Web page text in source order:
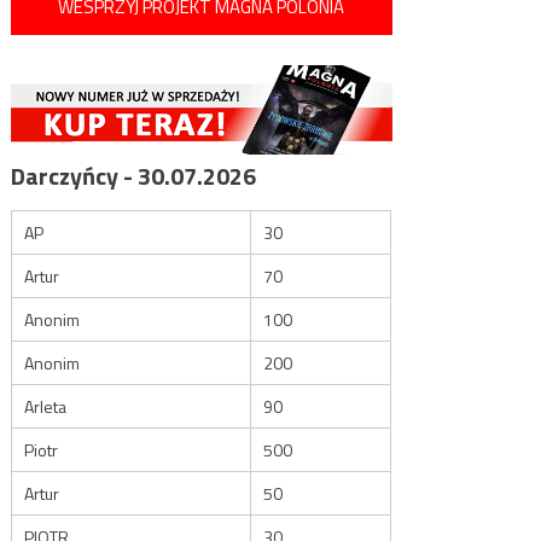
WESPRZYJ PROJEKT MAGNA POLONIA
Darczyńcy - 30.07.2026
AP
30
Artur
70
Anonim
100
Anonim
200
Arleta
90
Piotr
500
Artur
50